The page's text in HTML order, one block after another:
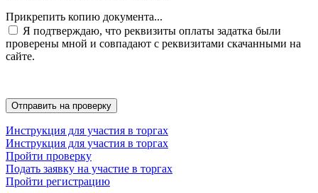
Прикрепить копию документа...
Я подтверждаю, что реквизиты оплаты задатка были
проверены мной и совпадают с реквизитами скачанными на
сайте.
Инструкция для участия в торгах
Инструкция для участия в торгах
Пройти проверку
Подать заявку на участие в торгах
Пройти регистрацию